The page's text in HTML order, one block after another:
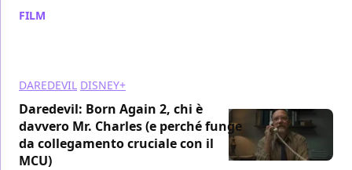
FILM
DAREDEVIL DISNEY+
Daredevil: Born Again 2, chi è
davvero Mr. Charles (e perché funge
da collegamento cruciale con il
MCU)